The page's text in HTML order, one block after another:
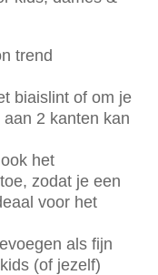
trend
biaislint of om je
2 kanten kan
het
zodat je een
voor het
als fijn
(of jezelf)